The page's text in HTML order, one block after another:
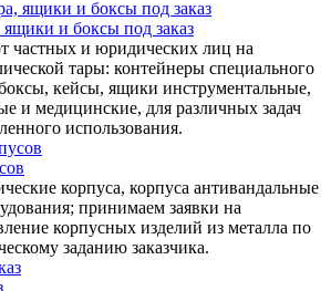
ящики и боксы под заказ
частных и юридических лиц на
тары: контейнеры специального
кейсы, ящики инструментальные,
и медицинские, для различных задач
использования.
корпуса, корпуса антивандальные
принимаем заявки на
корпусных изделий из металла по
заданию заказчика.